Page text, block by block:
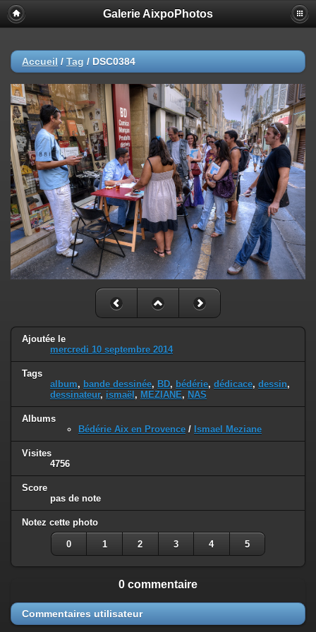
Galerie AixpoPhotos
Accueil / Tag / DSC0384
Ajoutée le
mercredi 10 septembre 2014
Tags
album, bande dessinée, BD, bédérie, dédicace, dessin,
dessinateur, ismaël , MEZIANE, NAS
Albums
Bédérie Aix en Provence / Ismael Meziane
Visites
4756
Score
pas de note
Notez cette photo
0 1 2 3 4 5
0 commentaire
Commentaires utilisateur